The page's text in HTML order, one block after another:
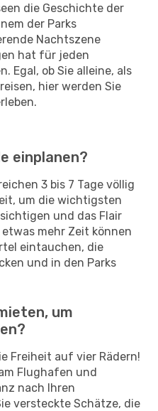
die Geschichte der
der Parks
Nachtszene
hat für jeden
Egal, ob Sie alleine, als
hier werden Sie
einplanen?
3 bis 7 Tage völlig
um die wichtigsten
und das Flair
mehr Zeit können
eintauchen, die
und in den Parks
um
Freiheit auf vier Rädern!
Flughafen und
nach Ihren
versteckte Schätze, die